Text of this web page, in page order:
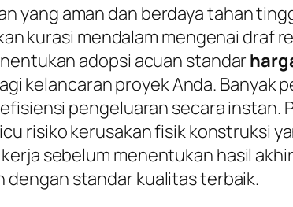
yang aman dan berdaya tahan
kurasi mendalam mengenai draf
adopsi acuan standar
kelancaran proyek Anda. Banyak
pengeluaran secara instan.
risiko kerusakan fisik konstruksi
sebelum menentukan hasil
dengan standar kualitas terbaik.